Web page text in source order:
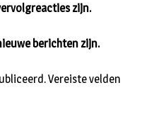
Vereiste velden
zijn.
berichten zijn.